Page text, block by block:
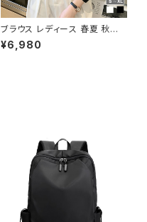
ブラウス レディース 春夏 秋冬
春 夏 秋 冬 白 サテン地 シャツ
トップス チェーン柄 ベルトデザ
ブラウス オフィス カジュアル O
L 上品 大人 S M L XL 2XL 20
代 30代 40代 50代 C-TSS0
¥6,980